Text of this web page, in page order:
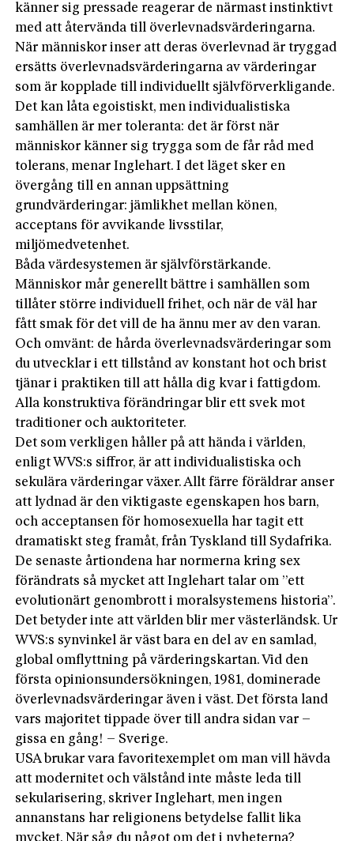
känner sig pressade reagerar de närmast instinktivt
med att återvända till överlevnadsvärderingarna.
När människor inser att deras överlevnad är tryggad
ersätts överlevnadsvärderingarna av värderingar
som är kopplade till individuellt självförverkligande.
Det kan låta egoistiskt, men individualistiska
samhällen är mer toleranta: det är först när
människor känner sig trygga som de får råd med
tolerans, menar Inglehart. I det läget sker en
övergång till en annan uppsättning
grundvärderingar: jämlikhet mellan könen,
acceptans för avvikande livsstilar,
miljömedvetenhet.
Båda värdesystemen är självförstärkande.
Människor mår generellt bättre i samhällen som
tillåter större individuell frihet, och när de väl har
fått smak för det vill de ha ännu mer av den varan.
Och omvänt: de hårda överlevnadsvärderingar som
du utvecklar i ett tillstånd av konstant hot och brist
tjänar i praktiken till att hålla dig kvar i fattigdom.
Alla konstruktiva förändringar blir ett svek mot
traditioner och auktoriteter.
Det som verkligen håller på att hända i världen,
enligt WVS:s siffror, är att individualistiska och
sekulära värderingar växer. Allt färre föräldrar anser
att lydnad är den viktigaste egenskapen hos barn,
och acceptansen för homosexuella har tagit ett
dramatiskt steg framåt, från Tyskland till Sydafrika.
De senaste årtiondena har normerna kring sex
förändrats så mycket att Inglehart talar om ”ett
evolutionärt genombrott i moralsystemens historia”.
Det betyder inte att världen blir mer västerländsk. Ur
WVS:s synvinkel är väst bara en del av en samlad,
global omflyttning på värderingskartan. Vid den
första opinionsundersökningen, 1981, dominerade
överlevnadsvärderingar även i väst. Det första land
vars majoritet tippade över till andra sidan var –
gissa en gång! – Sverige.
USA brukar vara favoritexemplet om man vill hävda
att modernitet och välstånd inte måste leda till
sekularisering, skriver Inglehart, men ingen
annanstans har religionens betydelse fallit lika
mycket. När såg du något om det i nyheterna?